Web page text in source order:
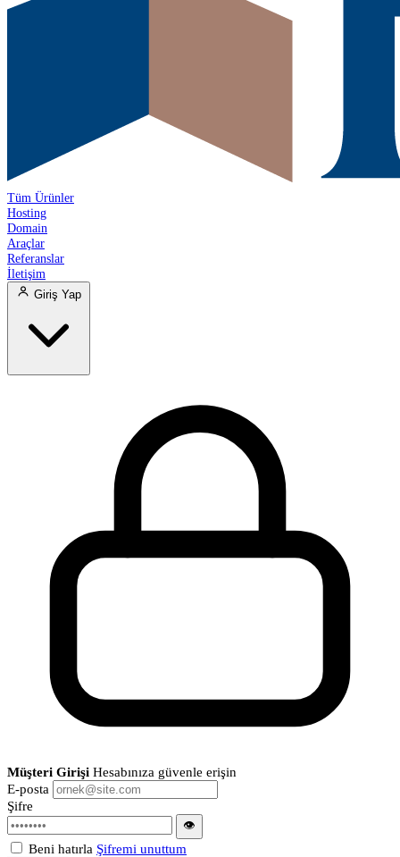
Tüm Ürünler
Hosting
Domain
Araçlar
Referanslar
İletişim
Giriş Yap
Müşteri Girişi Hesabınıza güvenle erişin
E-posta
Şifre
👁
Beni hatırla Şifremi unuttum